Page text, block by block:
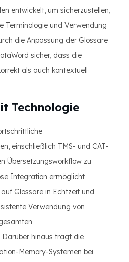
entwickelt, um sicherzustellen,
Terminologie und Verwendung
die Anpassung der Glossare
sicher, dass die
als auch kontextuell
Technologie
einschließlich TMS- und CAT-
Übersetzungsworkflow zu
Integration ermöglicht
Glossare in Echtzeit und
Verwendung von
Darüber hinaus trägt die
Memory-Systemen bei